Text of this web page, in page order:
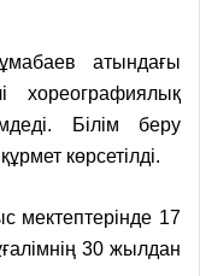
атындағы
хореографиялық
Білім беру
көрсетілді.
мектептерінде 17
30 жылдан